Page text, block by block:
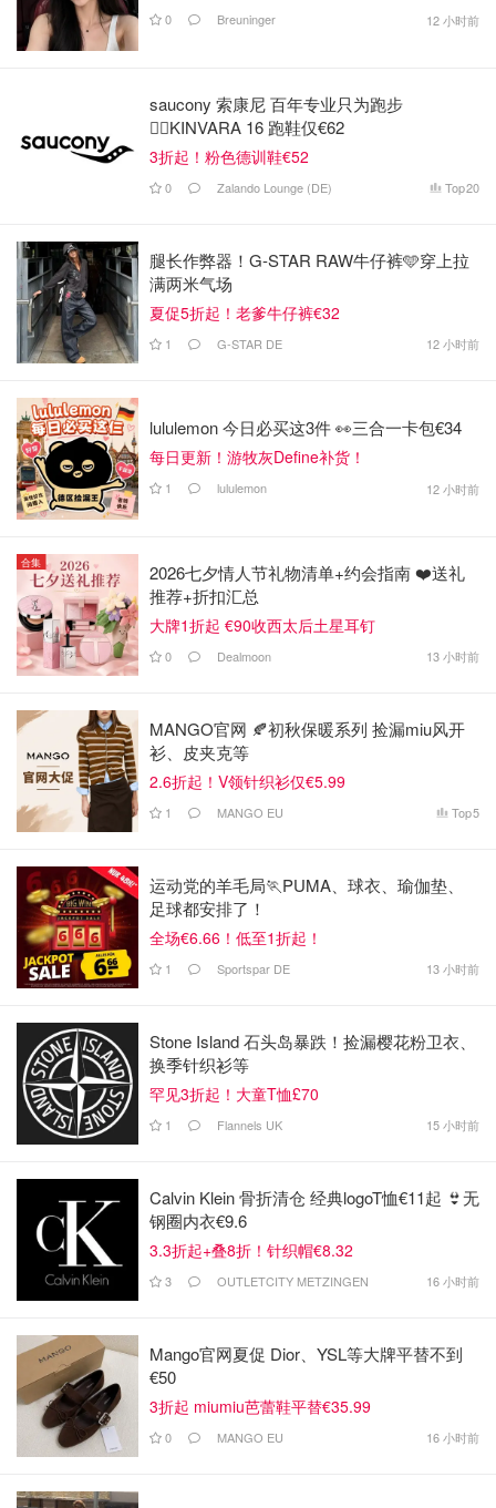
0 Breuninger 12 小时前
saucony 索康尼 百年专业只为跑步
🏃‍♀️KINVARA 16 跑鞋仅€62
3折起！粉色德训鞋€52
0 Zalando Lounge (DE) Top20
腿长作弊器！G-STAR RAW牛仔裤🩵穿上拉
满两米气场
夏促5折起！老爹牛仔裤€32
1 G-STAR DE 12 小时前
lululemon 今日必买这3件 👀三合一卡包€34
每日更新！游牧灰Define补货！
1 lululemon 12 小时前
合集
2026七夕情人节礼物清单+约会指南 ❤️送礼
推荐+折扣汇总
大牌1折起 €90收西太后土星耳钉
0 Dealmoon 13 小时前
MANGO官网 🍂初秋保暖系列 捡漏miu风开
衫、皮夹克等
2.6折起！V领针织衫仅€5.99
1 MANGO EU Top5
运动党的羊毛局🏃PUMA、球衣、瑜伽垫、
足球都安排了！
全场€6.66！低至1折起！
1 Sportspar DE 13 小时前
Stone Island 石头岛暴跌！捡漏樱花粉卫衣、
换季针织衫等
罕见3折起！大童T恤£70
1 Flannels UK 15 小时前
Calvin Klein 骨折清仓 经典logoT恤€11起 👙无
钢圈内衣€9.6
3.3折起+叠8折！针织帽€8.32
3 OUTLETCITY METZINGEN 16 小时前
Mango官网夏促 Dior、YSL等大牌平替不到
€50
3折起 miumiu芭蕾鞋平替€35.99
0 MANGO EU 16 小时前